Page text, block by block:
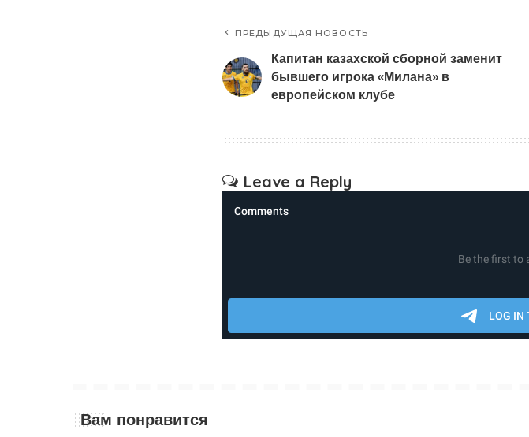
ПРЕДЫДУЩАЯ НОВОСТЬ
Капитан казахской сборной заменит
бывшего игрока «Милана» в
европейском клубе
Leave a Reply
Вам понравится